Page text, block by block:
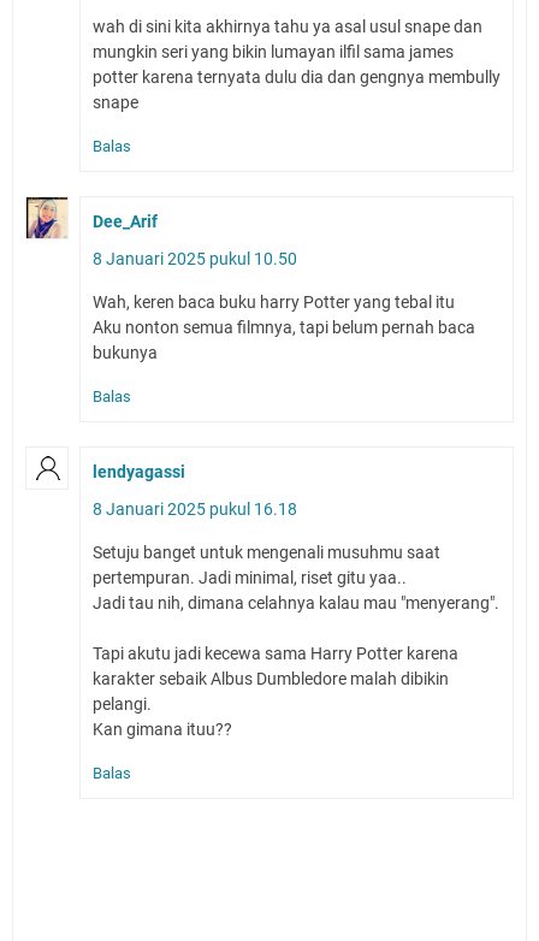
wah di sini kita akhirnya tahu ya asal usul snape dan
mungkin seri yang bikin lumayan ilfil sama james
potter karena ternyata dulu dia dan gengnya membully
snape
Balas
Dee_Arif
8 Januari 2025 pukul 10.50
Wah, keren baca buku harry Potter yang tebal itu
Aku nonton semua filmnya, tapi belum pernah baca
bukunya
Balas
lendyagassi
8 Januari 2025 pukul 16.18
Setuju banget untuk mengenali musuhmu saat
pertempuran. Jadi minimal, riset gitu yaa..
Jadi tau nih, dimana celahnya kalau mau "menyerang".
Tapi akutu jadi kecewa sama Harry Potter karena
karakter sebaik Albus Dumbledore malah dibikin
pelangi.
Kan gimana ituu??
Balas